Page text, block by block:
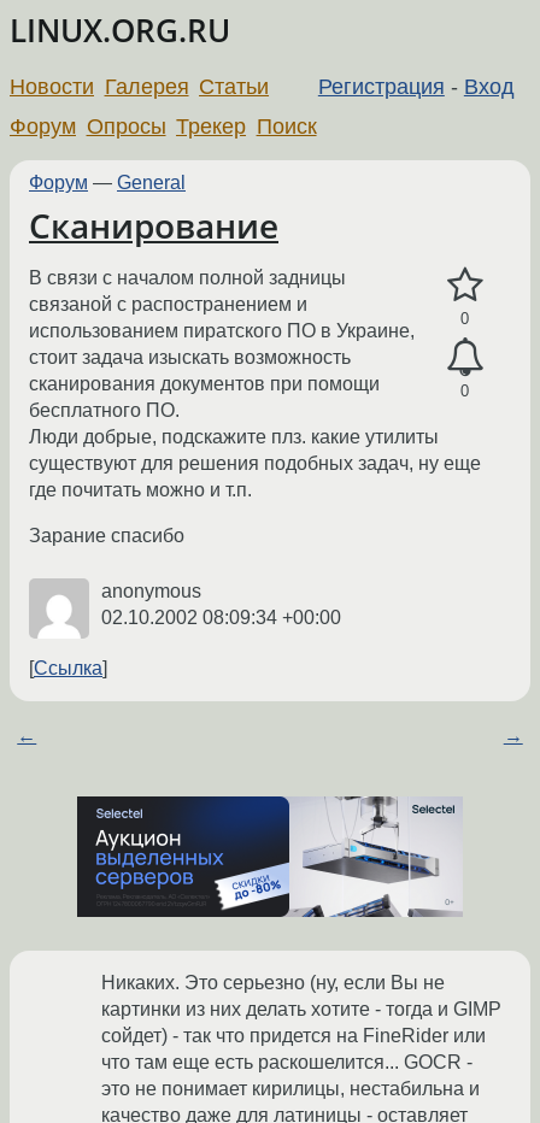
LINUX.ORG.RU
Регистрация - Вход
Новости Галерея Статьи
Форум Опросы Трекер Поиск
Форум — General
Сканирование
0
0
В связи с началом полной задницы
связаной с распостранением и
использованием пиратского ПО в Украине,
стоит задача изыскать возможность
сканирования документов при помощи
бесплатного ПО.
Люди добрые, подскажите плз. какие утилиты
существуют для решения подобных задач, ну еще
где почитать можно и т.п.
Зарание спасибо
anonymous
02.10.2002 08:09:34 +00:00
Ссылка
← →
Никаких. Это серьезно (ну, если Вы не
картинки из них делать хотите - тогда и GIMP
сойдет) - так что придется на FineRider или
что там еще есть раскошелится... GOCR -
это не понимает кирилицы, нестабильна и
качество даже для латиницы - оставляет